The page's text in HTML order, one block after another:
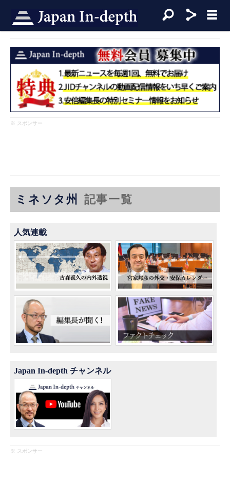
※ スポンサー
ミネソタ州 記事一覧
人気連載
Japan In-depth チャンネル
※ スポンサー